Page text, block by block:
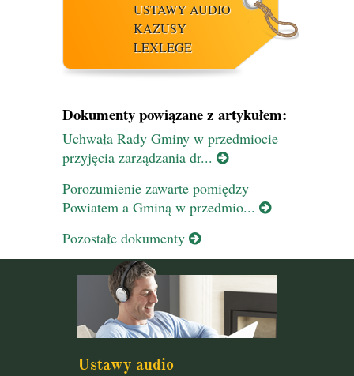
USTAWY AUDIO
KAZUSY
LEXLEGE
Dokumenty powiązane z artykułem:
Uchwała Rady Gminy w przedmiocie
przyjęcia zarządzania dr...
Porozumienie zawarte pomiędzy
Powiatem a Gminą w przedmio...
Pozostałe dokumenty
Ustawy audio